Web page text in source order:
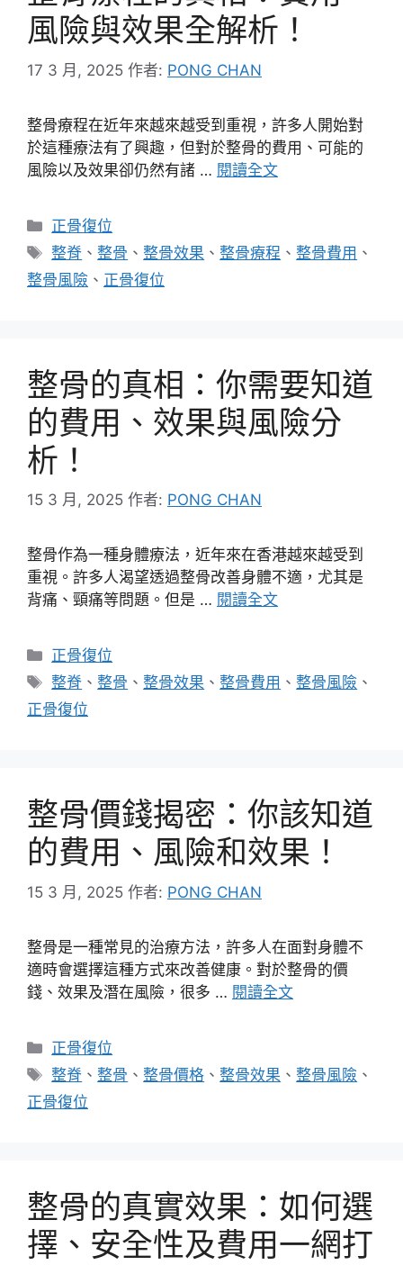
風險與效果全解析！
17 3 月, 2025 作者: PONG CHAN
整骨療程在近年來越來越受到重視，許多人開始對
於這種療法有了興趣，但對於整骨的費用、可能的
風險以及效果卻仍然有諸 … 閱讀全文
分
類
正骨復位
標
籤
整脊 、整骨 、整骨效果 、整骨療程 、整骨費用 、
整骨風險 、 正骨復位
整骨的真相：你需要知道
的費用、效果與風險分
析！
15 3 月, 2025 作者: PONG CHAN
整骨作為一種身體療法，近年來在香港越來越受到
重視。許多人渴望透過整骨改善身體不適，尤其是
背痛、頸痛等問題。但是 … 閱讀全文
分
類
正骨復位
標
籤
整脊 、整骨 、整骨效果 、整骨費用 、整骨風險 、
正骨復位
整骨價錢揭密：你該知道
的費用、風險和效果！
15 3 月, 2025 作者: PONG CHAN
整骨是一種常見的治療方法，許多人在面對身體不
適時會選擇這種方式來改善健康。對於整骨的價
錢、效果及潛在風險，很多 … 閱讀全文
分
類
正骨復位
標
籤
整脊 、整骨 、整骨價格 、整骨效果 、整骨風險 、
正骨復位
整骨的真實效果：如何選
擇、安全性及費用一網打